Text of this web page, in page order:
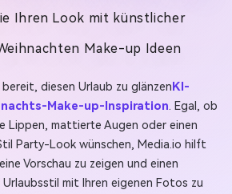
Ihren Look mit künstlicher
Make-up Ideen
bereit, diesen Urlaub zu glänzen KI-
Make-up-Inspiration. Egal, ob
Lippen, mattierte Augen oder einen
Party-Look wünschen, Media.io hilft
Vorschau zu zeigen und einen
mit Ihren eigenen Fotos zu